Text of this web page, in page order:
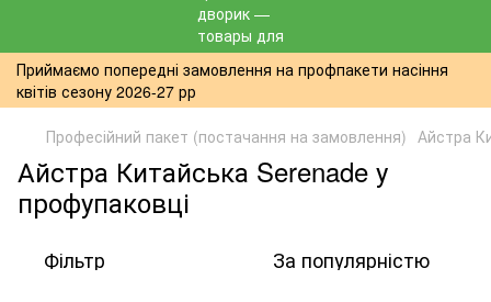
Приймаємо попередні замовлення на профпакети насіння
квітів сезону 2026-27 рр
Професійний пакет (постачання на замовлення) Айстра
Айстра Китайська Serenade у
профупаковці
Фільтр За популярністю